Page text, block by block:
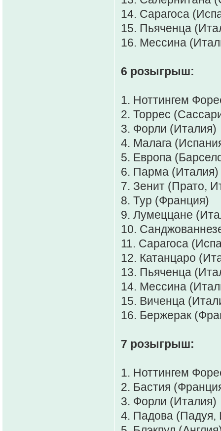
14. Сарагоса
15. Пьяченца
16. Мессина
6 розыгрыш:
1. Ноттингем
2. Торрес
3. Форли (Италия)
4. Малага
5. Европа
6. Парма
7. Зенит (Прато,
8. Тур (Франция)
9. Лумеццане
10.
11. Сарагоса
12. Катанцаро
13. Пьяченца
14. Мессина
15. Виченца
16. Бержерак
7 розыгрыш:
1. Ноттингем
2. Бастия
3. Форли (Италия)
4. Падова (Падуя,